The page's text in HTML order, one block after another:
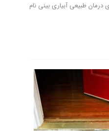
درمان طبیعی آبیاری بینی نام